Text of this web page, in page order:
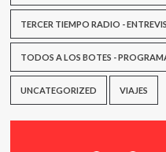
TERCER TIEMPO RADIO -
TODOS A LOS BOTES -
UNCATEGORIZED VIAJES